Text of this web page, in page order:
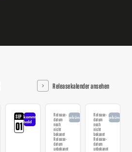
Releasekalender ansehen
SEP
01
kommt
bald
Release-
datum
noch
nicht
bekannt
Release-
datum
unbekannt
angekündigt
Release-
datum
noch
nicht
bekannt
Release-
datum
unbekannt
angekündigt